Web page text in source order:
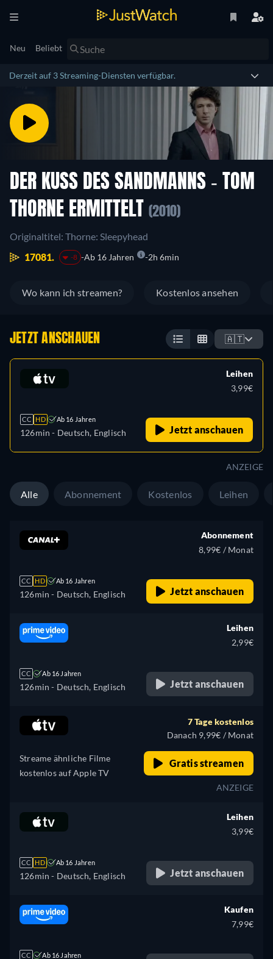
Neu Beliebt
Derzeit auf 3 Streaming-Diensten verfügbar.
DER KUSS DES SANDMANNS - TOM
THORNE ERMITTELT
(2010)
Originaltitel: Thorne: Sleepyhead
17081.
-8 Ab 16 Jahren 2h 6min
Wo kann ich streamen? Kostenlos ansehen
JETZT ANSCHAUEN 🇦🇹
CC HD Ab 16 Jahren
126min - Deutsch, Englisch
Leihen
3,99€
Jetzt anschauen
ANZEIGE
Alle Abonnement Kostenlos Leihen
CC HD Ab 16 Jahren
126min - Deutsch, Englisch
Abonnement
8,99€ / Monat
Jetzt anschauen
CC Ab 16 Jahren
126min - Deutsch, Englisch
Leihen
2,99€
Jetzt anschauen
Streame ähnliche Filme
kostenlos auf Apple TV
7 Tage kostenlos
Danach 9,99€ / Monat
Gratis streamen
ANZEIGE
CC HD Ab 16 Jahren
126min - Deutsch, Englisch
Leihen
3,99€
Jetzt anschauen
CC Ab 16 Jahren
Kaufen
7,99€